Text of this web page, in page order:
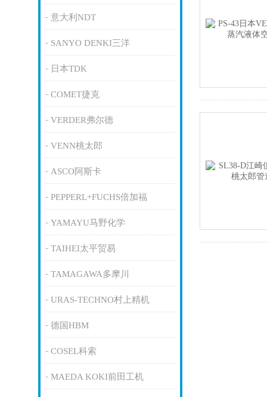
意大利NDT
SANYO DENKI三洋
日本TDK
COMET捷克
VERDER弗尔德
VENN桃太郎
ASCO阿斯卡
PEPPERL+FUCHS倍加福
YAMAYU马野化学
TAIHEI太平贸易
TAMAGAWA多摩川
URAS-TECHNO村上精机
德国HBM
COSEL科索
MAEDA KOKI前田工机